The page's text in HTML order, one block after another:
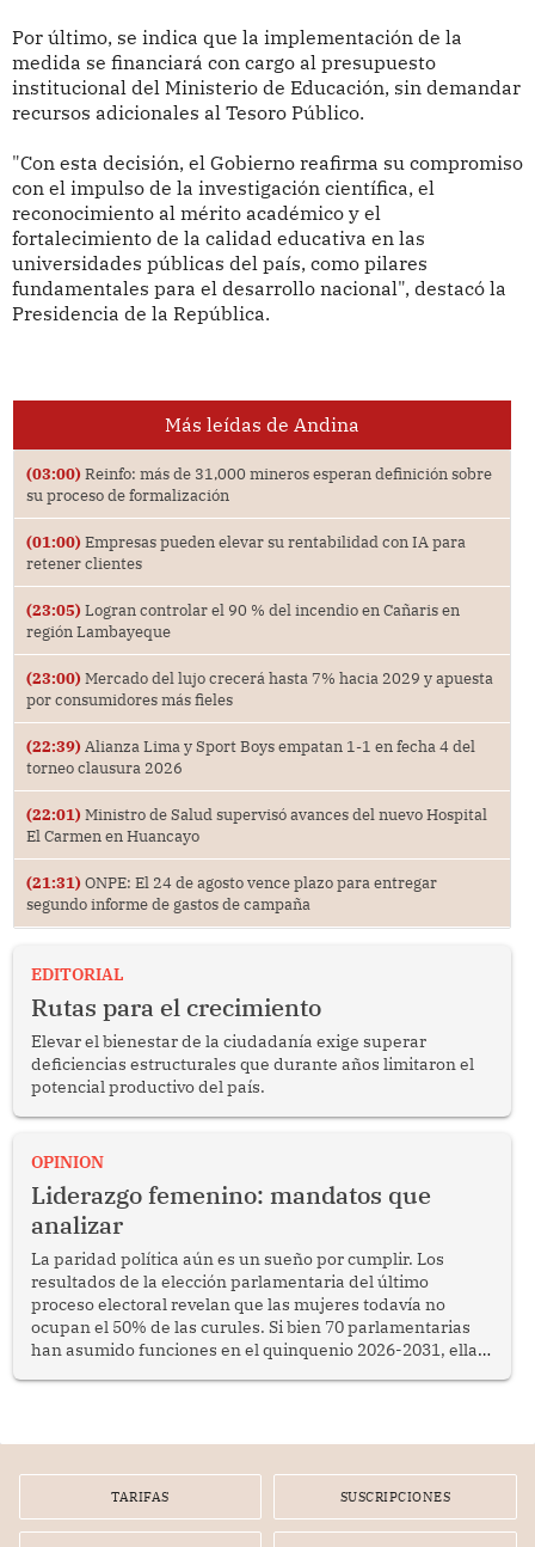
Por último, se indica que la implementación de la
medida se financiará con cargo al presupuesto
institucional del Ministerio de Educación, sin demandar
recursos adicionales al Tesoro Público.
"Con esta decisión, el Gobierno reafirma su compromiso
con el impulso de la investigación científica, el
reconocimiento al mérito académico y el
fortalecimiento de la calidad educativa en las
universidades públicas del país, como pilares
fundamentales para el desarrollo nacional", destacó la
Presidencia de la República.
Más leídas de Andina
(03:00) Reinfo: más de 31,000 mineros esperan definición sobre
su proceso de formalización
(01:00) Empresas pueden elevar su rentabilidad con IA para
retener clientes
(23:05) Logran controlar el 90 % del incendio en Cañaris en
región Lambayeque
(23:00) Mercado del lujo crecerá hasta 7% hacia 2029 y apuesta
por consumidores más fieles
(22:39) Alianza Lima y Sport Boys empatan 1-1 en fecha 4 del
torneo clausura 2026
(22:01) Ministro de Salud supervisó avances del nuevo Hospital
El Carmen en Huancayo
(21:31) ONPE: El 24 de agosto vence plazo para entregar
segundo informe de gastos de campaña
EDITORIAL
Rutas para el crecimiento
Elevar el bienestar de la ciudadanía exige superar
deficiencias estructurales que durante años limitaron el
potencial productivo del país.
OPINION
Liderazgo femenino: mandatos que
analizar
La paridad política aún es un sueño por cumplir. Los
resultados de la elección parlamentaria del último
proceso electoral revelan que las mujeres todavía no
ocupan el 50% de las curules. Si bien 70 parlamentarias
han asumido funciones en el quinquenio 2026-2031, ellas
TARIFAS SUSCRIPCIONES